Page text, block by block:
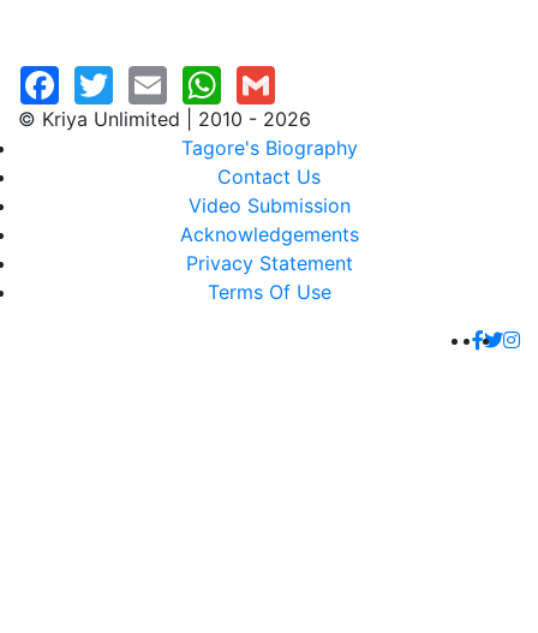
© Kriya Unlimited | 2010 - 2026
Tagore's Biography
Contact Us
Video Submission
Acknowledgements
Privacy Statement
Terms Of Use